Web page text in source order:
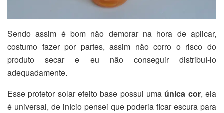
Sendo assim é bom não demorar na hora de aplicar,
costumo fazer por partes, assim não corro o risco do
produto secar e eu não conseguir distribuí-lo
adequadamente.
Esse protetor solar efeito base possui uma única cor, ela
é universal, de início pensei que poderia ficar escura para